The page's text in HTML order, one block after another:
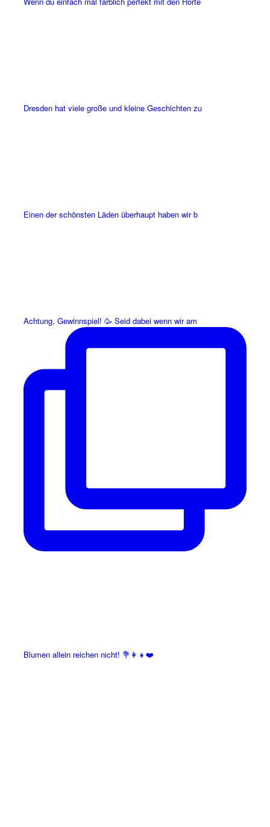
Dresden hat viele große und kleine Geschichten zu
Einen der schönsten Läden überhaupt haben wir b
Achtung, Gewinnspiel! 🥳 Seid dabei wenn wir am
Blumen allein reichen nicht! 💐👩‍👧❤️